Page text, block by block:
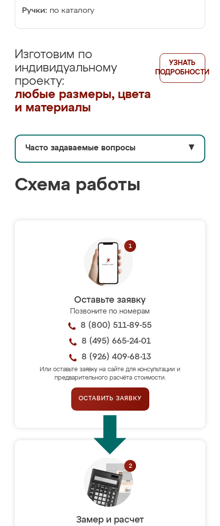
Ручки: по каталогу
Изготовим по
индивидуальному
проекту:
любые размеры, цвета
и материалы
УЗНАТЬ
ПОДРОБНОСТИ
Часто задаваемые вопросы ▼
Схема работы
Оставьте заявку
Позвоните по номерам
8 (800) 511-89-55
8 (495) 665-24-01
8 (926) 409-68-13
Или оставьте заявку на сайте для консультации и
предварительного расчёта стоимости.
ОСТАВИТЬ ЗАЯВКУ
Замер и расчет